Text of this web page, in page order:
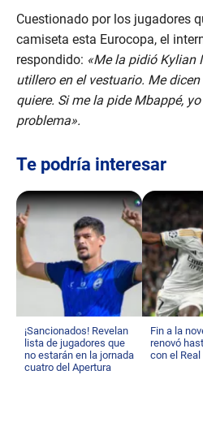
Cuestionado por los jugadores
camiseta esta Eurocopa, el
respondido: «Me la pidió Kylian
utillero en el vestuario. Me
quiere. Si me la pide Mbappé,
problema».
Te podría interesar
¡Sancionados! Revelan
lista de jugadores que
no estarán en la jornada
cuatro del Apertura
Fin a la
renovó
con el Real